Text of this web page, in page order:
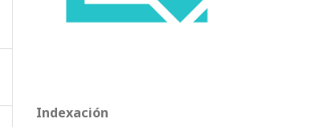
Indexación